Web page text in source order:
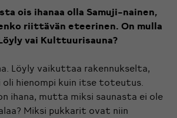
ois ihanaa olla Samuji-nainen,
riittävän eteerinen. On mulla
vai Kulttuurisauna?
Löyly vaikuttaa rakennukselta,
oli hienompi kuin itse toteutus.
ihana, mutta miksi saunasta ei ole
Miksi pukkarit ovat niin